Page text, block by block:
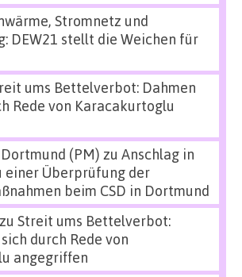
Stromnetz und
DEW21 stellt die Weichen für
ums Bettelverbot: Dahmen
Rede von Karacakurtoglu
(PM) zu Anschlag in
einer Überprüfung der
beim CSD in Dortmund
zu Streit ums Bettelverbot:
durch Rede von
angegriffen